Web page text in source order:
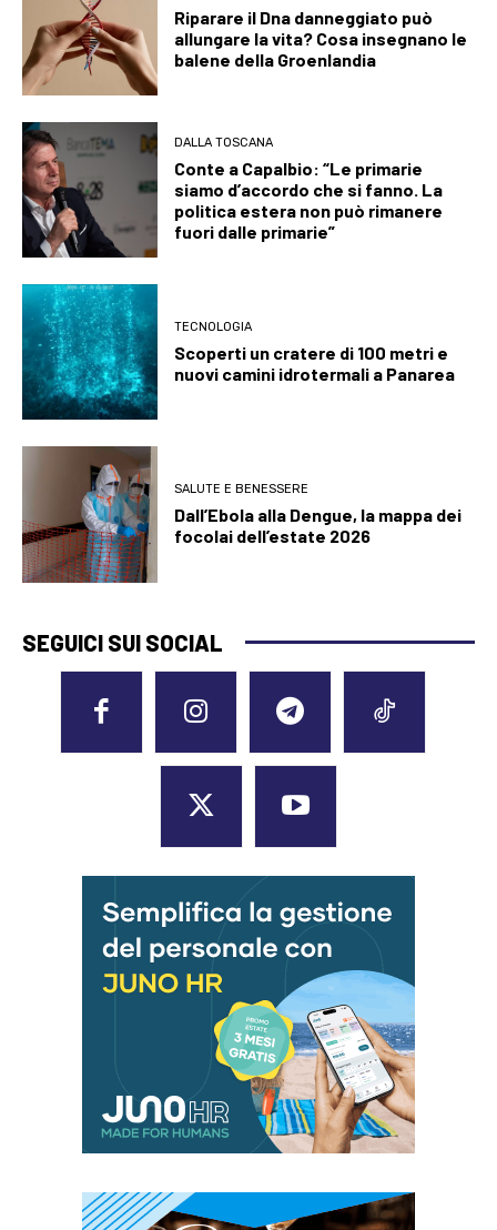
Riparare il Dna danneggiato può
allungare la vita? Cosa insegnano le
balene della Groenlandia
DALLA TOSCANA
Conte a Capalbio: “Le primarie
siamo d’accordo che si fanno. La
politica estera non può rimanere
fuori dalle primarie”
TECNOLOGIA
Scoperti un cratere di 100 metri e
nuovi camini idrotermali a Panarea
SALUTE E BENESSERE
Dall’Ebola alla Dengue, la mappa dei
focolai dell’estate 2026
SEGUICI SUI SOCIAL